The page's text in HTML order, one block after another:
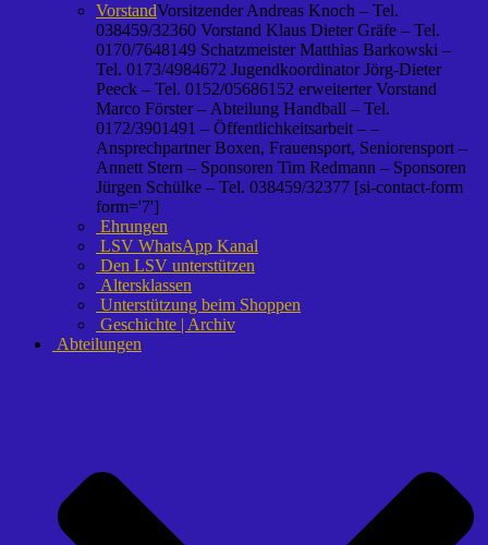
VorstandVorsitzender Andreas Knoch – Tel.
038459/32360 Vorstand Klaus Dieter Gräfe – Tel.
0170/7648149 Schatzmeister Matthias Barkowski –
Tel. 0173/4984672 Jugendkoordinator Jörg-Dieter
Peeck – Tel. 0152/05686152 erweiterter Vorstand
Marco Förster – Abteilung Handball – Tel.
0172/3901491 – Öffentlichkeitsarbeit – –
Ansprechpartner Boxen, Frauensport, Seniorensport –
Annett Stern – Sponsoren Tim Redmann – Sponsoren
Jürgen Schülke – Tel. 038459/32377 [si-contact-form
form='7']
Ehrungen
LSV WhatsApp Kanal
Den LSV unterstützen
Altersklassen
Unterstützung beim Shoppen
Geschichte | Archiv
Abteilungen